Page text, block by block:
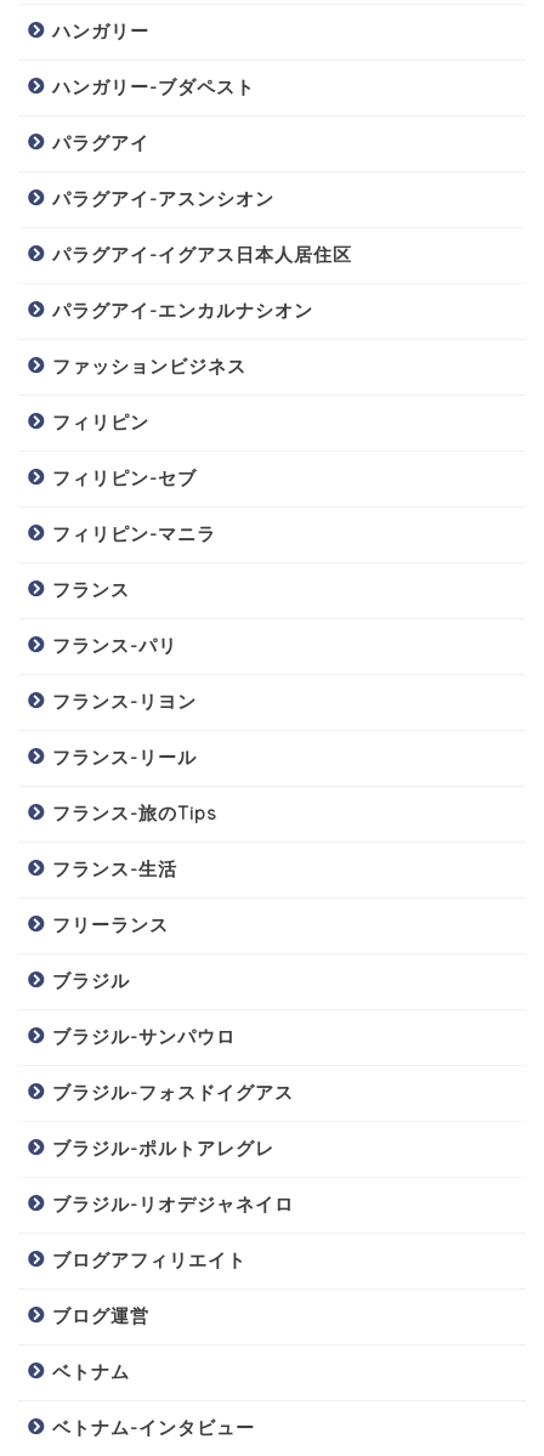
ハンガリー
ハンガリー-ブダペスト
パラグアイ
パラグアイ-アスンシオン
パラグアイ-イグアス日本人居住区
パラグアイ-エンカルナシオン
ファッションビジネス
フィリピン
フィリピン-セブ
フィリピン-マニラ
フランス
フランス-パリ
フランス-リヨン
フランス-リール
フランス-旅のTips
フランス-生活
フリーランス
ブラジル
ブラジル-サンパウロ
ブラジル-フォスドイグアス
ブラジル-ポルトアレグレ
ブラジル-リオデジャネイロ
ブログアフィリエイト
ブログ運営
ベトナム
ベトナム-インタビュー